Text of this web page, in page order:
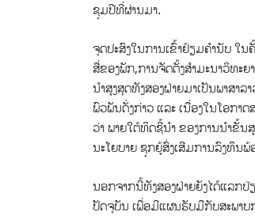
ຊຸມປີທີ່ຜ່ານມາ.
ຈຸດປະສົງໃນການເຂົ້າຢ້ຽມຄຳນັບ ໃ
ສື່ຂອງພັກ,ການຈັດຕັ້ງສຳມະນາວິທະ
ນຳສູງສຸດທັງສອງຝ່າຍມາເປັນພາສາລ
ພົວພັນດັ່ງກ່າວ ແລະ ເນື່ອງໃນໂອກາ
ວ່າ ພາຍໃຕ້ທິດຊີ້ນໍາ ຂອງການນຳຂັ້
ນະໂຍບາຍ ຊຸກຍູ້ສົ່ງເສີມການລົງທຶນ
ນອກຈາກນີ້ທັງສອງຝ່າຍຍັງໄດ້ແລກ
ປັດຈຸບັນ ເພື່ອມີແຜນຮັບມືກັບສະພາບ